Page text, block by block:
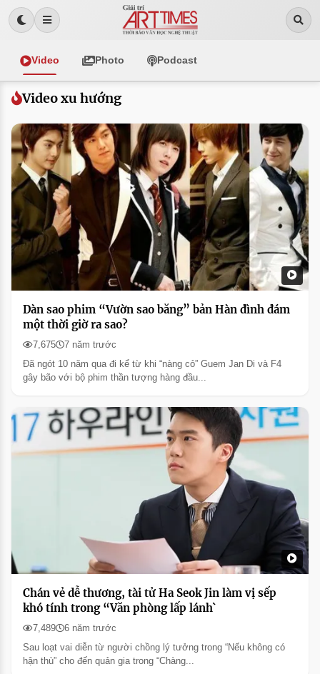
Video Photo Podcast
Video xu hướng
Dàn sao phim “Vườn sao băng” bản Hàn đình đám
một thời giờ ra sao?
7,675
7 năm trước
Đã ngót 10 năm qua đi kể từ khi “nàng cỏ” Guem Jan Di và F4
gây bão với bộ phim thần tượng hàng đầu...
Chán vẻ dễ thương, tài tử Ha Seok Jin làm vị sếp
khó tính trong “Văn phòng lấp lánh`
7,489
6 năm trước
Sau loạt vai diễn từ người chồng lý tưởng trong “Nếu không có
hận thù” cho đến quản gia trong “Chàng...